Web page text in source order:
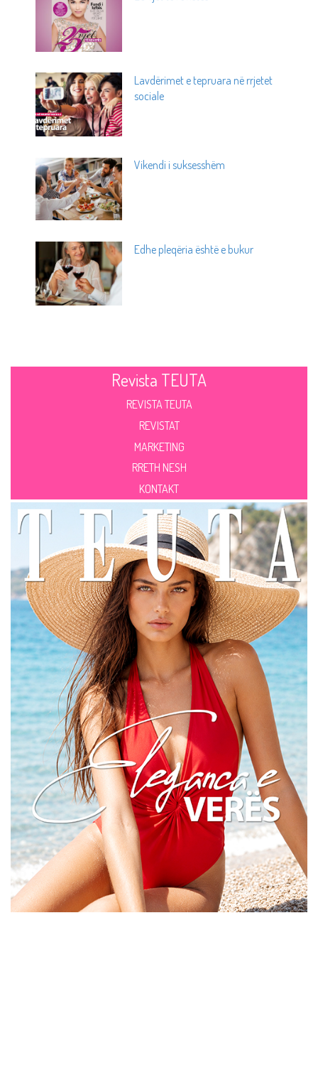
Lavdërimet e tepruara në rrjetet
sociale
Vikendi i suksesshëm
Edhe pleqëria është e bukur
Revista TEUTA
REVISTA TEUTA
REVISTAT
MARKETING
RRETH NESH
KONTAKT